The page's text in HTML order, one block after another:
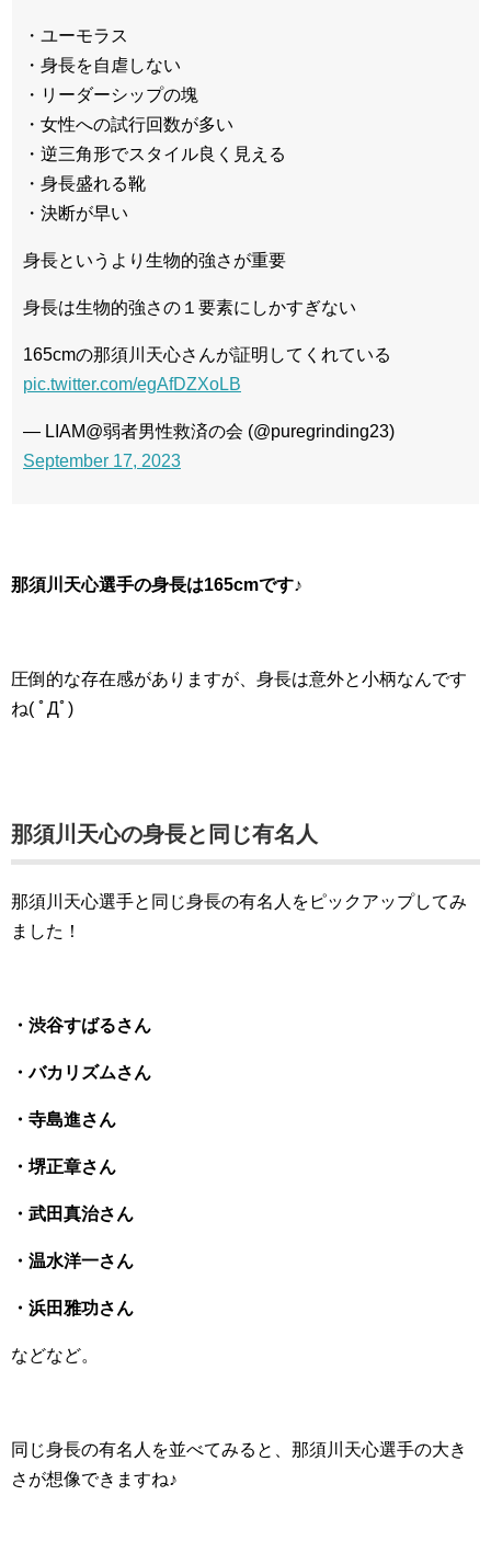
・ユーモラス
・身長を自虐しない
・リーダーシップの塊
・女性への試行回数が多い
・逆三角形でスタイル良く見える
・身長盛れる靴
・決断が早い
身長というより生物的強さが重要
身長は生物的強さの１要素にしかすぎない
165cmの那須川天心さんが証明してくれている
pic.twitter.com/egAfDZXoLB
— LIAM@弱者男性救済の会 (@puregrinding23)
September 17, 2023
那須川天心選手の身長は165cmです♪
圧倒的な存在感がありますが、身長は意外と小柄なんです
ね( ﾟДﾟ)
那須川天心の身長と同じ有名人
那須川天心選手と同じ身長の有名人をピックアップしてみ
ました！
・渋谷すばるさん
・バカリズムさん
・寺島進さん
・堺正章さん
・武田真治さん
・温水洋一さん
・浜田雅功さん
などなど。
同じ身長の有名人を並べてみると、那須川天心選手の大き
さが想像できますね♪